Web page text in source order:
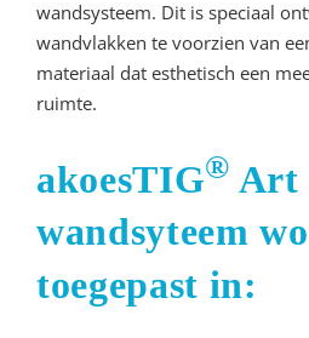
wandsysteem. Dit is speciaal
wandvlakken te voorzien van
materiaal dat esthetisch een
ruimte.
akoesTIG® Art
wandsyteem
toegepast in: